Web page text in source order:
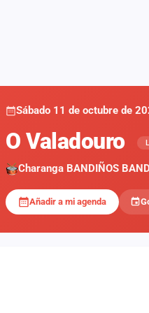
Sábado 11 de octubre de
O Valadouro
Charanga BANDIÑOS BAND
Añadir a mi agenda